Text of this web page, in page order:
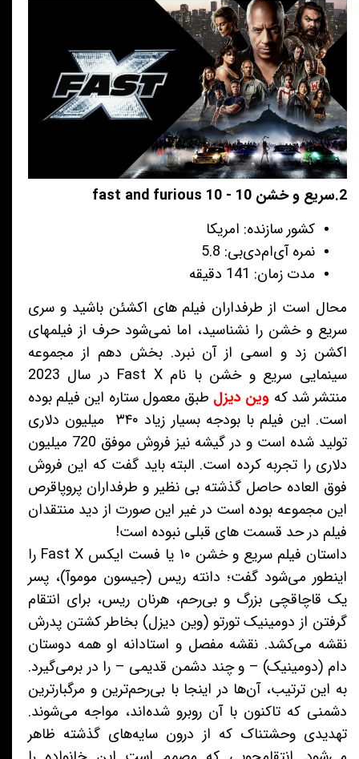
2.سریع و خشن 10 - fast and furious 10
کشور سازنده: امریکا
نمره آی‌ام‌دی‌بی: 5.8
مدت زمان: 141 دقیقه
محال است از طرفداران فیلم های اکشئن باشید و سری
سریع و خشن را نشناسید، اما نمی‌شود حرف از فیلمهای
اکشن زد و اسمی از آن نبرد. بخش دهم از مجموعه
سینمایی سریع و خشن با نام Fast X در سال 2023
منتشر شد که وین دیزل طبق معمول ستاره این فیلم بوده
است. این فیلم با بودجه بسیار زیاد ۳۴۰ میلیون دلاری
تولید شده است و در گیشه نیز فروش موفق 720 میلیون
دلاری را تجربه کرده است. البته باید گفت که این فروش
فوق العاده حاصل گذشته بی نظیر و طرفداران پروپاقرص
این مجموعه بوده است در غیر این صورت از دید منتقدان
فیلم در حد قسمت های قبلی نبوده است!
داستان فیلم سریع و خشن ۱۰ یا فست ایکس Fast X را
اینطور می‌شود گفت؛ دانته ریس (جیسون موموآ)، پسر
یک قاچاقچی بزرگ و بی‌رحم، هرنان ریس، برای انتقام
گرفتن از دومینیک تورتو (وین دیزل) بخاطر کشتن پدرش
نقشه می‌کشد. نقشه مفصل و استادانه او همه دوستان
دام (دومینیک) – و چند دشمن قدیمی – را در برمی‌گیرد.
به این ترتیب، آن‌ها در اینجا با بی‌رحم‌ترین و مرگبارترین
دشمنی که تاکنون با آن روبرو شده‌اند، مواجه می‌شوند.
تهدیدی وحشتناک که از درون سایه‌های گذشته ظاهر